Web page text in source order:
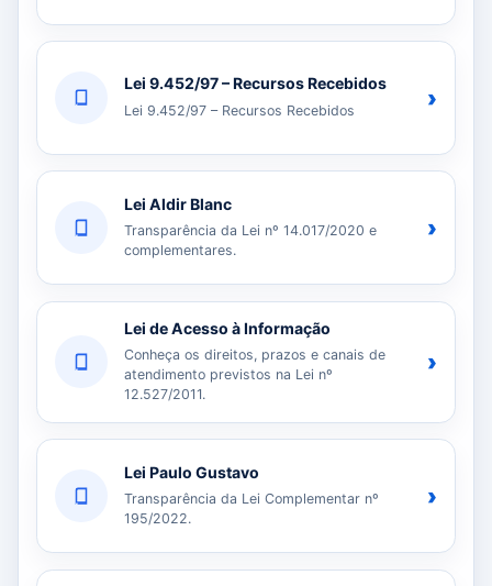
Lei 9.452/97 – Recursos Recebidos
Lei 9.452/97 – Recursos Recebidos ›
Lei Aldir Blanc
Transparência da Lei nº 14.017/2020 e
complementares.
›
Lei de Acesso à Informação
Conheça os direitos, prazos e canais de
atendimento previstos na Lei nº
12.527/2011.
›
Lei Paulo Gustavo
Transparência da Lei Complementar nº
195/2022.
›